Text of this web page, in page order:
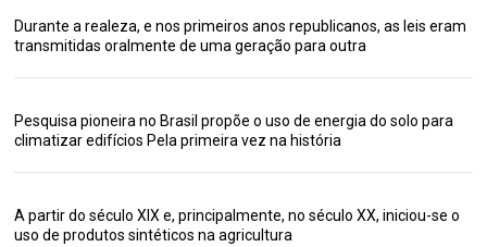
Durante a realeza, e nos primeiros anos republicanos, as leis eram
transmitidas oralmente de uma geração para outra
Pesquisa pioneira no Brasil propõe o uso de energia do solo para
climatizar edifícios Pela primeira vez na história
A partir do século XIX e, principalmente, no século XX, iniciou-se o
uso de produtos sintéticos na agricultura